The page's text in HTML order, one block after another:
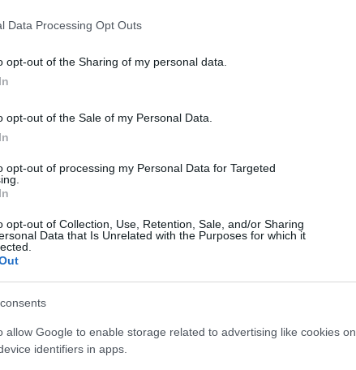
Data Processing Opt Outs
opt-out of the Sharing of my personal data.
opt-out of the Sale of my Personal Data.
opt-out of processing my Personal Data for Targeted
opt-out of Collection, Use, Retention, Sale, and/or Sharing
Data that Is Unrelated with the Purposes for which it
allow Google to enable storage related to advertising like cookies on
identifiers in apps.